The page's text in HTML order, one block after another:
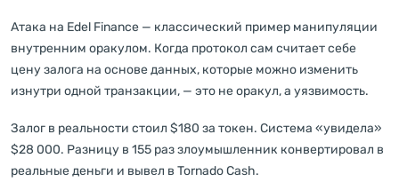
Атака на Edel Finance — классический пример манипуляции
внутренним оракулом. Когда протокол сам считает себе
цену залога на основе данных, которые можно изменить
изнутри одной транзакции, — это не оракул, а уязвимость.
Залог в реальности стоил $180 за токен. Система «увидела»
$28 000. Разницу в 155 раз злоумышленник конвертировал в
реальные деньги и вывел в Tornado Cash.